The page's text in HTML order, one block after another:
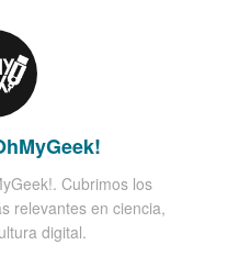
Cubrimos los
relevantes en ciencia,
digital.